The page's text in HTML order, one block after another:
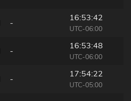
-
16:53:42
UTC-06:00
-
16:53:48
UTC-06:00
-
17:54:22
UTC-05:00